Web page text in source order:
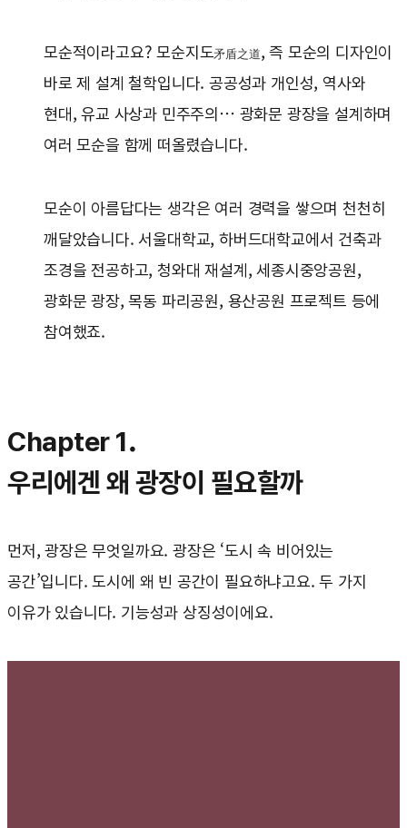
모순적이라고요? 모순지도矛盾之道, 즉 모순의 디자인이
바로 제 설계 철학입니다. 공공성과 개인성, 역사와
현대, 유교 사상과 민주주의… 광화문 광장을 설계하며
여러 모순을 함께 떠올렸습니다.
모순이 아름답다는 생각은 여러 경력을 쌓으며 천천히
깨달았습니다. 서울대학교, 하버드대학교에서 건축과
조경을 전공하고, 청와대 재설계, 세종시중앙공원,
광화문 광장, 목동 파리공원, 용산공원 프로젝트 등에
참여했죠.
Chapter 1.
우리에겐 왜 광장이 필요할까
먼저, 광장은 무엇일까요. 광장은 ‘도시 속 비어있는
공간’입니다. 도시에 왜 빈 공간이 필요하냐고요. 두 가지
이유가 있습니다. 기능성과 상징성이에요.